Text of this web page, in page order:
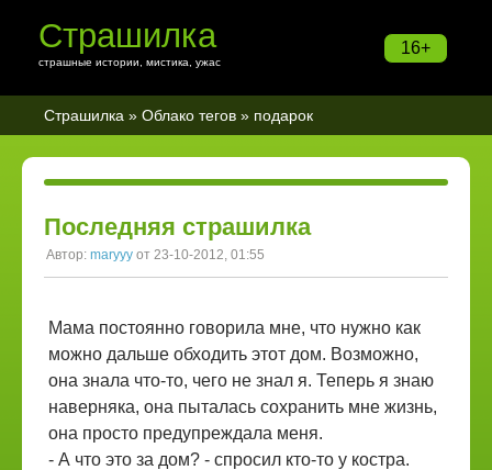
16+
Страшилка
страшные истории, мистика, ужас
Страшилка » Облако тегов » подарок
Последняя страшилка
Автор: maryyy от 23-10-2012, 01:55
Мама постоянно говорила мне, что нужно как
можно дальше обходить этот дом. Возможно,
она знала что-то, чего не знал я. Теперь я знаю
наверняка, она пыталась сохранить мне жизнь,
она просто предупреждала меня.
- А что это за дом? - спросил кто-то у костра.